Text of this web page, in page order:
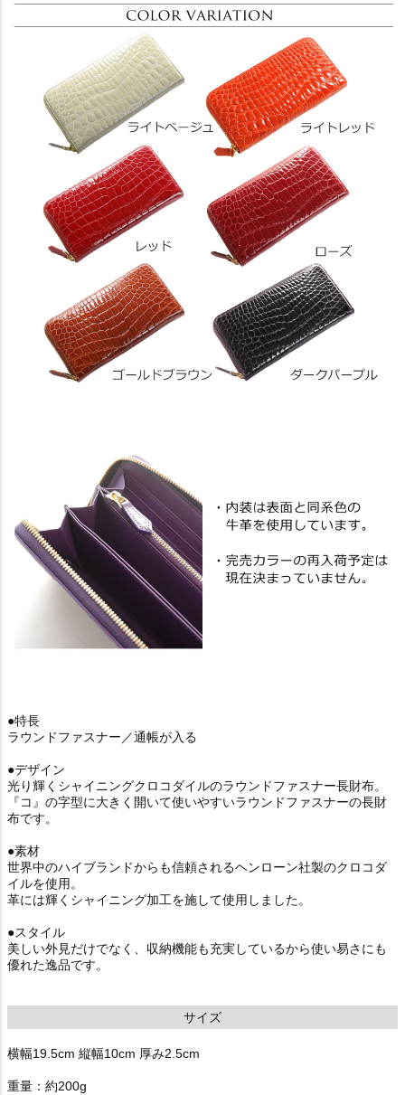
●特長
ラウンドファスナー／通帳が入る
●デザイン
光り輝くシャイニングクロコダイルのラウンドファスナー長財布。
『コ』の字型に大きく開いて使いやすいラウンドファスナーの長財
布です。
●素材
世界中のハイブランドからも信頼されるヘンローン社製のクロコダ
イルを使用。
革には輝くシャイニング加工を施して使用しました。
●スタイル
美しい外見だけでなく、収納機能も充実しているから使い易さにも
優れた逸品です。
サイズ
横幅19.5cm 縦幅10cm 厚み2.5cm
重量：約200g